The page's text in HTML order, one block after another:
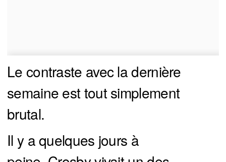
Le contraste avec la dernière
semaine est tout simplement
brutal.
Il y a quelques jours à